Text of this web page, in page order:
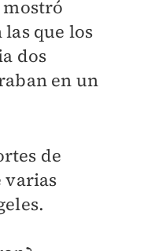
mostró
las que los
dos
en un
de
varias